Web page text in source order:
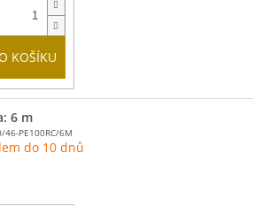
KOŠÍKU
46-PE100RC/6M
6 m
do 10 dnů